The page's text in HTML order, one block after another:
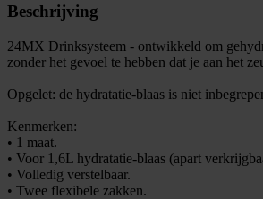
Beschrijving
24MX Drinksysteem - ontwikkeld om
zonder het gevoel te hebben dat je aan het
Opgelet: de hydratatie-blaas is niet
Kenmerken:
• 1 maat.
• Voor 1,6L hydratatie-blaas (apart
• Volledig verstelbaar.
• Twee flexibele zakken.